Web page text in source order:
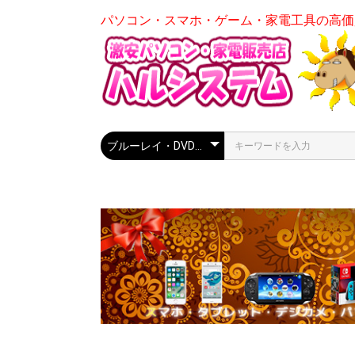
パソコン・スマホ・ゲーム・家電工具の高